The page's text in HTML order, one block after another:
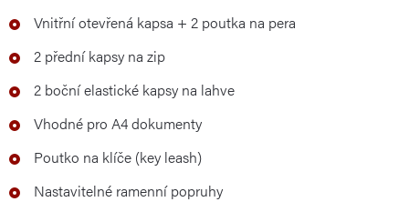
Vnitřní otevřená kapsa + 2 poutka na pera
2 přední kapsy na zip
2 boční elastické kapsy na lahve
Vhodné pro A4 dokumenty
Poutko na klíče (key leash)
Nastavitelné ramenní popruhy